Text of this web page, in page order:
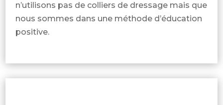
n’utilisons pas de colliers de dressage mais que
nous sommes dans une méthode d’éducation
positive.